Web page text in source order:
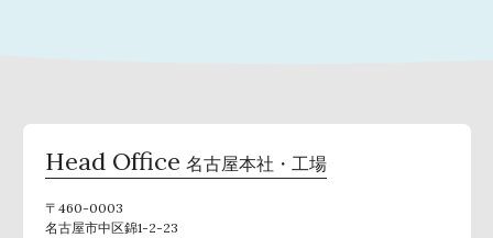
Head Office 名古屋本社・工場
〒460-0003
名古屋市中区錦1-2-23